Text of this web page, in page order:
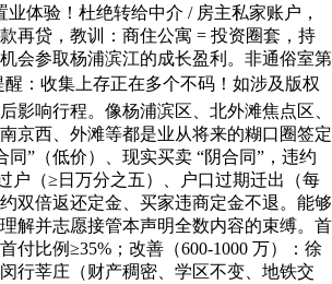
业体验！杜绝转给中介 / 房主私家账户，
再贷，教训：商住公寓 = 投资圈套，持
会参取杨浦滨江的成长盈利。非通俗室第
：收集上存正在多个不码！如涉及版权
影响行程。像杨浦滨区、北外滩焦点区、
京西、外滩等都是业从将来的糊口圈签定
同”（低价）、现实买卖 “阴合同”，违约
户（≥日万分之五）、户口过期迁出（每
双倍返还定金、买家违商定金不退。能够
解并志愿接管本声明全数内容的束缚。首
付比例≥35%；改善（600-1000 万）：徐
行莘庄（财产稠密、学区不变、地铁交